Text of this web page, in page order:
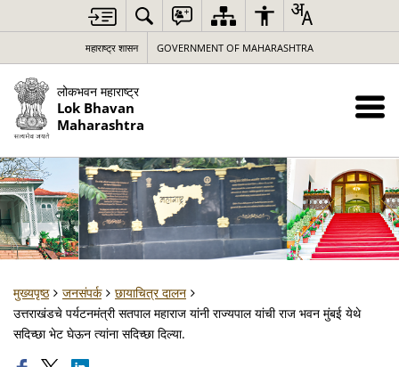
महाराष्ट्र शासन GOVERNMENT OF MAHARASHTRA
लोकभवन महाराष्ट्र
Lok Bhavan
Maharashtra
मुख्यपृष्ठ जनसंपर्क
छायाचित्र दालन
उत्तराखंडचे पर्यटनमंत्री सतपाल महाराज यांनी राज्यपाल यांची राज भवन मुंबई येथे
सदिच्छा भेट घेऊन त्यांना सदिच्छा दिल्या.